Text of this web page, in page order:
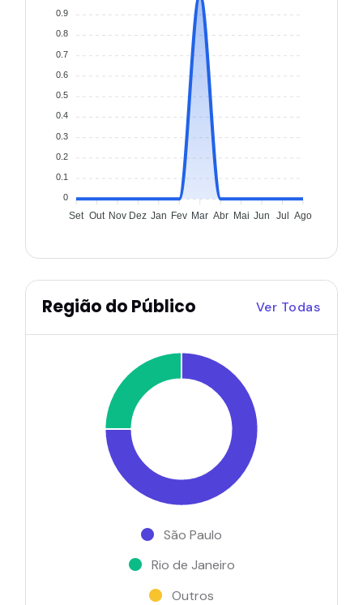
0.9
0.8
0.7
0.6
0.5
0.4
0.3
0.2
0.1
0
Set Out Nov Dez Jan Fev Mar Abr Mai Jun Jul Ago
Região do Público Ver Todas
São Paulo
Rio de Janeiro
Outros